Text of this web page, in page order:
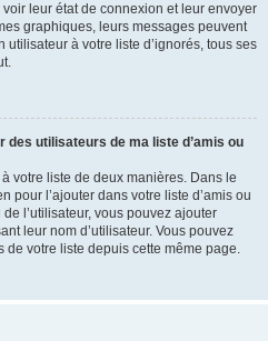
leur état de connexion et leur envoyer
graphiques, leurs messages peuvent
utilisateur à votre liste d’ignorés, tous ses
utilisateurs de ma liste d’amis ou
votre liste de deux manières. Dans le
pour l’ajouter dans votre liste d’amis ou
l’utilisateur, vous pouvez ajouter
leur nom d’utilisateur. Vous pouvez
votre liste depuis cette même page.